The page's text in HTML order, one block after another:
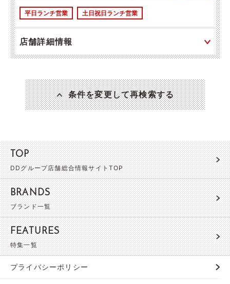
平日ランチ営業 土日祝日ランチ営業
店舗詳細情報
条件を変更して再検索する
TOP
DDグループ店舗総合情報サイトTOP
BRANDS
ブランド一覧
FEATURES
特集一覧
プライバシーポリシー